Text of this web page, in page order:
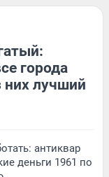
города
них лучший
антиквар
деньги 1961 по